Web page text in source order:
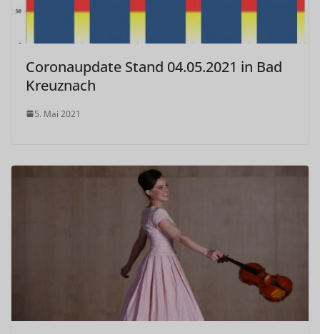
Coronaupdate Stand 04.05.2021 in Bad
Kreuznach
5. Mai 2021